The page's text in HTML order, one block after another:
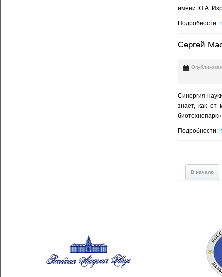
имени Ю.А.
Подробности:
Сергей
Синергия
знает, как от
биотехнопарк»
Подробности:
В начало